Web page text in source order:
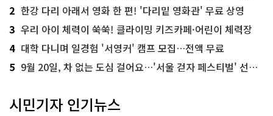
2 한강 다리 아래서 영화 한 편! '다리밑 영화관' 무료 상영
3 우리 아이 체력이 쑥쑥! 클라이밍 키즈카페·어린이 체력장
4 대학 다니며 일경험 '서영커' 캠프 모집…전액 무료
5 9월 20일, 차 없는 도심 걸어요…'서울 걷자 페스티벌' 선착순 5천명
시민기자 인기뉴스